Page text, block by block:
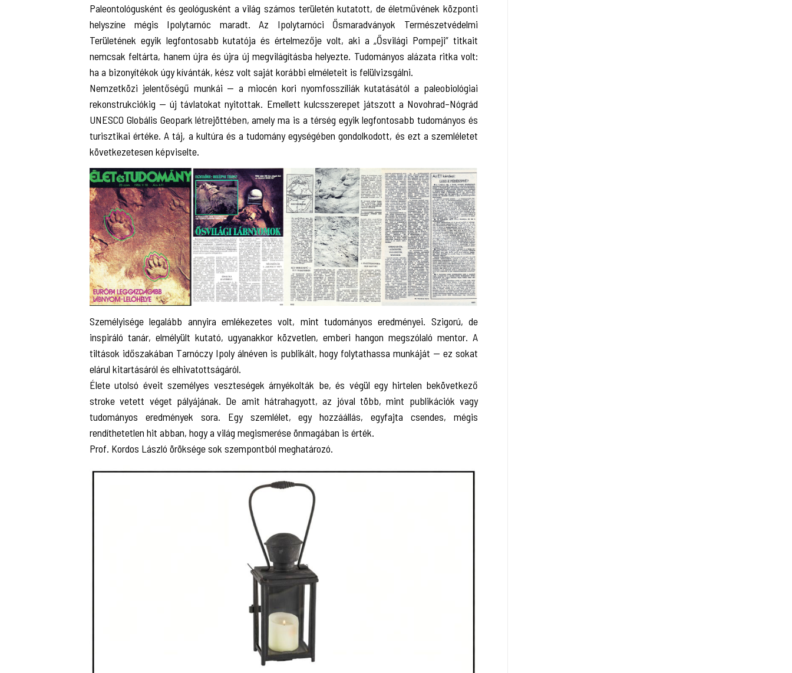
Paleontológusként és geológusként a világ számos területén kutatott, de életművének központi
helyszíne mégis Ipolytarnóc maradt. Az Ipolytarnóci Ősmaradványok Természetvédelmi
Területének egyik legfontosabb kutatója és értelmezője volt, aki a „Ősvilági Pompeji” titkait
nemcsak feltárta, hanem újra és újra új megvilágításba helyezte. Tudományos alázata ritka volt:
ha a bizonyítékok úgy kívánták, kész volt saját korábbi elméleteit is felülvizsgálni.
Nemzetközi jelentőségű munkái — a miocén kori nyomfosszíliák kutatásától a paleobiológiai
rekonstrukciókig — új távlatokat nyitottak. Emellett kulcsszerepet játszott a Novohrad–Nógrád
UNESCO Globális Geopark létrejöttében, amely ma is a térség egyik legfontosabb tudományos és
turisztikai értéke. A táj, a kultúra és a tudomány egységében gondolkodott, és ezt a szemléletet
következetesen képviselte.
Személyisége legalább annyira emlékezetes volt, mint tudományos eredményei. Szigorú, de
inspiráló tanár, elmélyült kutató, ugyanakkor közvetlen, emberi hangon megszólaló mentor. A
tiltások időszakában Tarnóczy Ipoly álnéven is publikált, hogy folytathassa munkáját — ez sokat
elárul kitartásáról és elhivatottságáról.
Élete utolsó éveit személyes veszteségek árnyékolták be, és végül egy hirtelen bekövetkező
stroke vetett véget pályájának. De amit hátrahagyott, az jóval több, mint publikációk vagy
tudományos eredmények sora. Egy szemlélet, egy hozzáállás, egyfajta csendes, mégis
rendíthetetlen hit abban, hogy a világ megismerése önmagában is érték.
Prof. Kordos László öröksége sok szempontból meghatározó.